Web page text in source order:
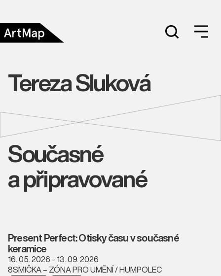
Tereza Sluková
Současné
a připravované
Present Perfect: Otisky času v současné
keramice
16. 05. 2026 - 13. 09. 2026
8SMIČKA – ZÓNA PRO UMĚNÍ / HUMPOLEC